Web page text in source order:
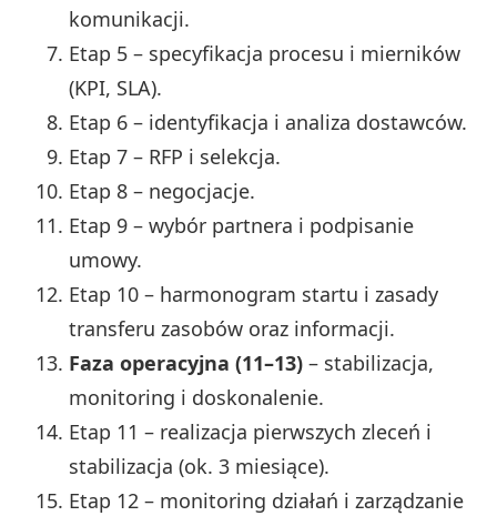
komunikacji.
Etap 5 – specyfikacja procesu i mierników
(KPI, SLA).
Etap 6 – identyfikacja i analiza dostawców.
Etap 7 – RFP i selekcja.
Etap 8 – negocjacje.
Etap 9 – wybór partnera i podpisanie
umowy.
Etap 10 – harmonogram startu i zasady
transferu zasobów oraz informacji.
Faza operacyjna (11–13) – stabilizacja,
monitoring i doskonalenie.
Etap 11 – realizacja pierwszych zleceń i
stabilizacja (ok. 3 miesiące).
Etap 12 – monitoring działań i zarządzanie